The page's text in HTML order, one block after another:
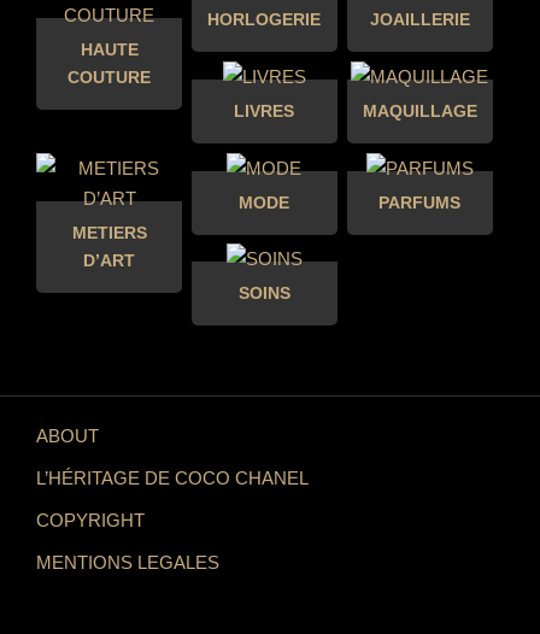
HAUTE
COUTURE
HORLOGERIE JOAILLERIE
LIVRES MAQUILLAGE
METIERS
D’ART
MODE PARFUMS
SOINS
ABOUT
L’HÉRITAGE DE COCO CHANEL
COPYRIGHT
MENTIONS LEGALES